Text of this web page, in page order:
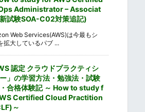
Administrator – Associat
試験SOA-C02対策追記)
Web Services(AWS)は今最もシ
拡大しているパブ ...
認定 クラウドプラクティシ
」の学習方法・勉強法・試験
合格体験記 ～ How to study f
Certified Cloud Practition
～